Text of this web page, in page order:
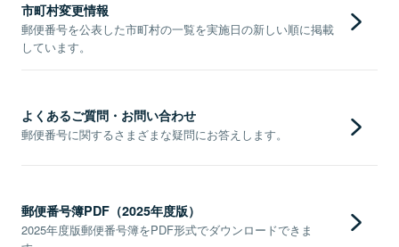
市町村変更情報
郵便番号を公表した市町村の一覧を実施日の新しい順に掲載
しています。
よくあるご質問・お問い合わせ
郵便番号に関するさまざまな疑問にお答えします。
郵便番号簿PDF（2025年度版）
2025年度版郵便番号簿をPDF形式でダウンロードできま